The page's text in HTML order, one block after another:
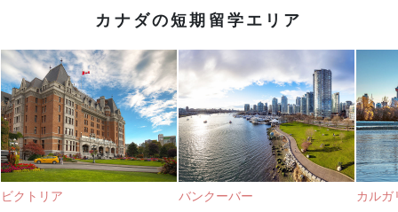
カナダの短期留学エリア
ビクトリア バンクーバー カルガ